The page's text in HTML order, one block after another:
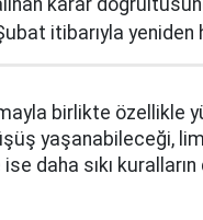
karar
itibarıyla yeniden
birlikte özellikle
yaşanabileceği,
daha sıkı